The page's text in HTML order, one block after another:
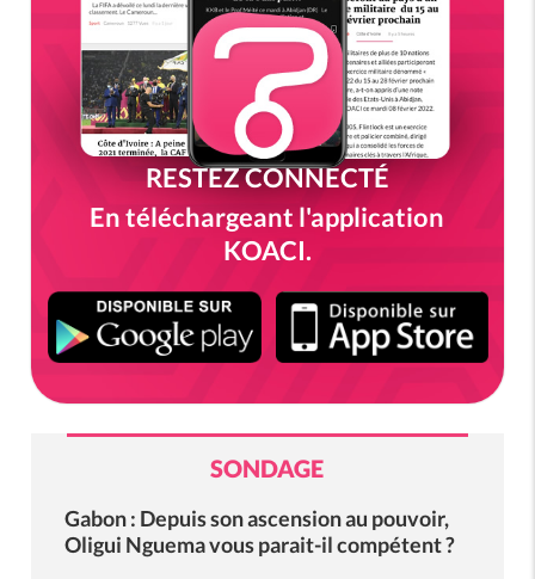
RESTEZ CONNECTÉ
En téléchargeant l'application
KOACI.
SONDAGE
Gabon : Depuis son ascension au pouvoir,
Oligui Nguema vous parait-il compétent ?